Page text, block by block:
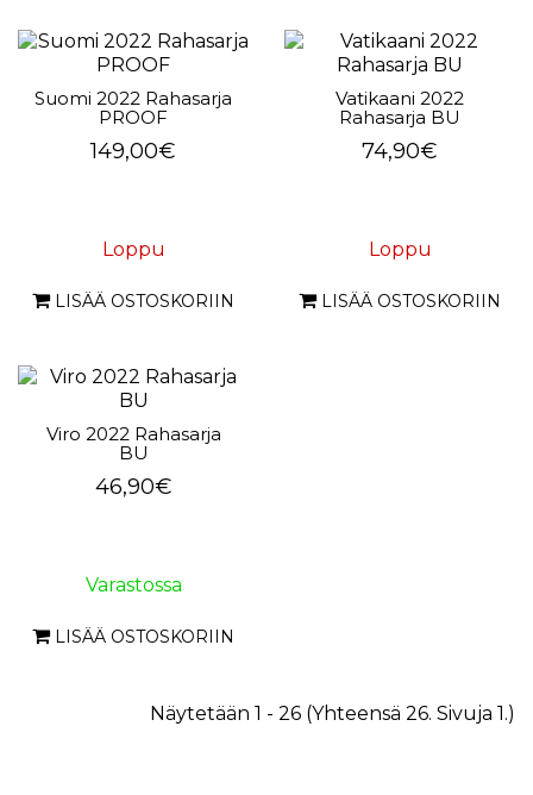
Suomi 2022 Rahasarja
PROOF
149,00€
Loppu
LISÄÄ OSTOSKORIIN
Vatikaani 2022
Rahasarja BU
74,90€
Loppu
LISÄÄ OSTOSKORIIN
Viro 2022 Rahasarja
BU
46,90€
Varastossa
LISÄÄ OSTOSKORIIN
Näytetään 1 - 26 (Yhteensä 26. Sivuja 1.)